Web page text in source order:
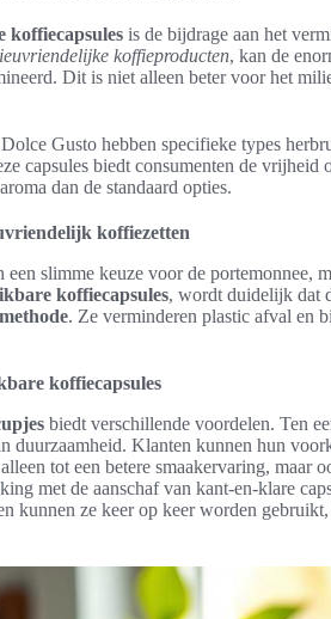
is de bijdrage aan het
koffieproducten, kan de
Dit is niet alleen beter voor het
Gusto hebben specifieke types
capsules biedt consumenten de
dan de standaard opties.
koffiezetten
slimme keuze voor de portemonnee,
koffiecapsules, wordt duidelijk dat
. Ze verminderen plastic afval en
koffiecapsules
biedt verschillende voordelen. Ten
duurzaamheid. Klanten kunnen hun
tot een betere smaakervaring, maar
met de aanschaf van kant-en-klare
kunnen ze keer op keer worden